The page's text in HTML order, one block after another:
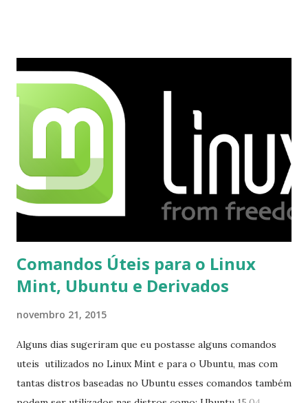
o Windows Live (assim como muitos profissionais de TI) ,
mesmo na versão para Linux, claro, sempre existem outras
opções e o Pidgin, que se mostra como opção.
Comandos Úteis para o Linux
Mint, Ubuntu e Derivados
novembro 21, 2015
Alguns dias sugeriram que eu postasse alguns comandos
uteis utilizados no Linux Mint e para o Ubuntu, mas com
tantas distros baseadas no Ubuntu esses comandos também